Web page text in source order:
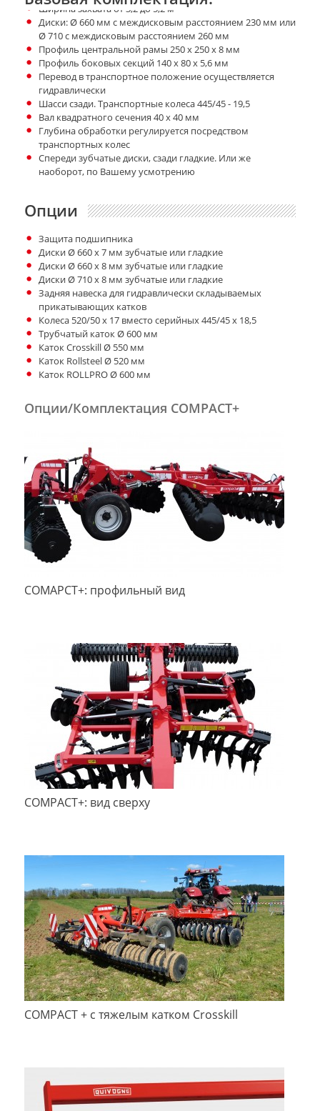
Ширина захвата от 3,2 до 5,2 м
Диски: Ø 660 мм с междисковым расстоянием 230 мм или
Ø 710 с междисковым расстоянием 260 мм
Профиль центральной рамы 250 х 250 х 8 мм
Профиль боковых секций 140 х 80 х 5,6 мм
Перевод в транспортное положение осуществляется
гидравлически
Шасси сзади. Транспортные колеса 445/45 - 19,5
Вал квадратного сечения 40 х 40 мм
Глубина обработки регулируется посредством
транспортных колес
Спереди зубчатые диски, сзади гладкие. Или же
наоборот, по Вашему усмотрению
Опции
Защита подшипника
Диски Ø 660 х 7 мм зубчатые или гладкие
Диски Ø 660 х 8 мм зубчатые или гладкие
Диски Ø 710 х 8 мм зубчатые или гладкие
Задняя навеска для гидравлически складываемых
прикатывающих катков
Колеса 520/50 х 17 вместо серийных 445/45 х 18,5
Трубчатый каток Ø 600 мм
Каток Crosskill Ø 550 мм
Каток Rollsteel Ø 520 мм
Каток ROLLPRO Ø 600 мм
Опции/Комплектация COMPACT+
COMAPCT+: профильный вид
COMPACT+: вид сверху
COMPACT + с тяжелым катком Crosskill